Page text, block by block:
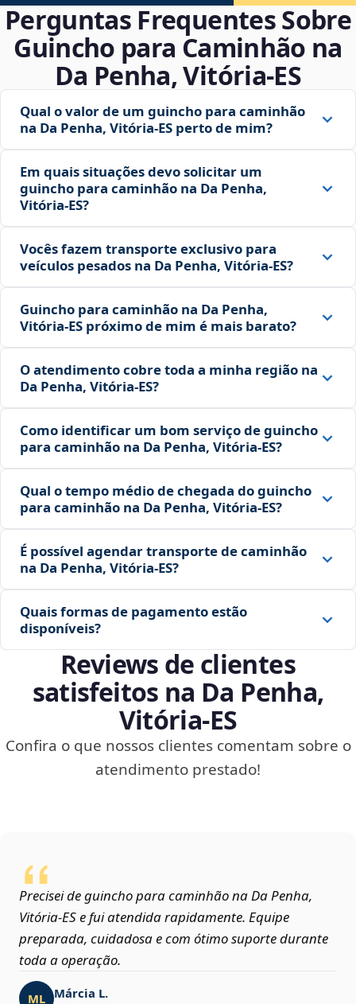
Perguntas Frequentes Sobre
Guincho para Caminhão na
Da Penha, Vitória‑ES
Qual o valor de um guincho para caminhão
na Da Penha, Vitória‑ES perto de mim?
Em quais situações devo solicitar um
guincho para caminhão na Da Penha,
Vitória‑ES?
Vocês fazem transporte exclusivo para
veículos pesados na Da Penha, Vitória‑ES?
Guincho para caminhão na Da Penha,
Vitória‑ES próximo de mim é mais barato?
O atendimento cobre toda a minha região na
Da Penha, Vitória‑ES?
Como identificar um bom serviço de guincho
para caminhão na Da Penha, Vitória‑ES?
Qual o tempo médio de chegada do guincho
para caminhão na Da Penha, Vitória‑ES?
É possível agendar transporte de caminhão
na Da Penha, Vitória‑ES?
Quais formas de pagamento estão
disponíveis?
Reviews de clientes
satisfeitos na Da Penha,
Vitória‑ES
Confira o que nossos clientes comentam sobre o
atendimento prestado!
Precisei de guincho para caminhão na Da Penha,
Vitória‑ES e fui atendida rapidamente. Equipe
preparada, cuidadosa e com ótimo suporte durante
toda a operação.
ML Márcia L.